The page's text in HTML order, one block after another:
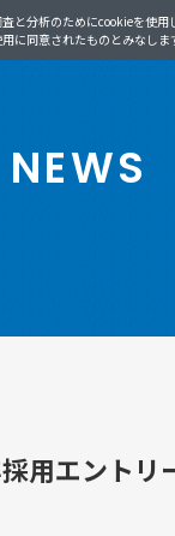
と分析のためにcookieを使用
に同意されたものとみなしま
NEWS
用エントリ